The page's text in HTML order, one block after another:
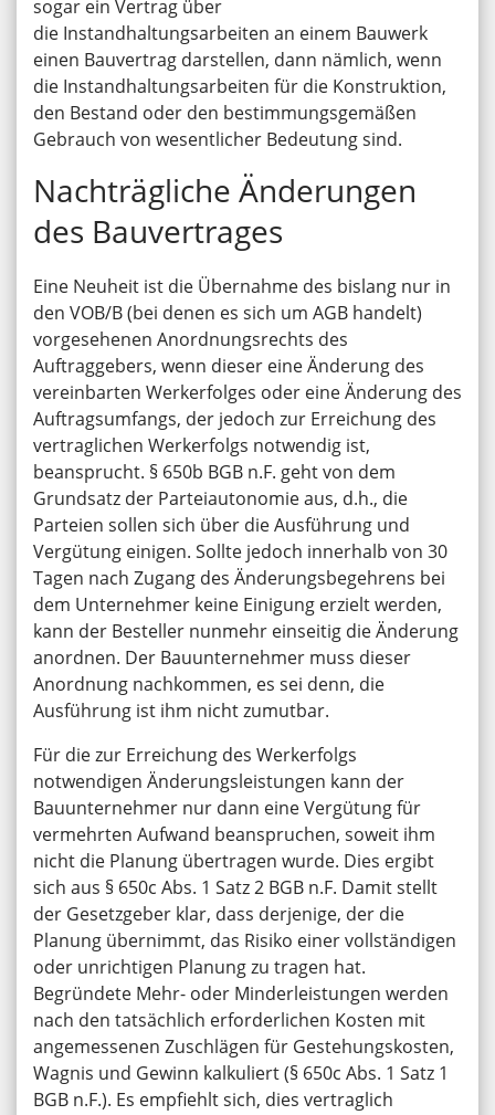
sogar ein Vertrag über
die Instandhaltungsarbeiten an einem Bauwerk
einen Bauvertrag darstellen, dann nämlich, wenn
die Instandhaltungsarbeiten für die Konstruktion,
den Bestand oder den bestimmungsgemäßen
Gebrauch von wesentlicher Bedeutung sind.
Nachträgliche Änderungen
des Bauvertrages
Eine Neuheit ist die Übernahme des bislang nur in
den VOB/B (bei denen es sich um AGB handelt)
vorgesehenen Anordnungsrechts des
Auftraggebers, wenn dieser eine Änderung des
vereinbarten Werkerfolges oder eine Änderung des
Auftragsumfangs, der jedoch zur Erreichung des
vertraglichen Werkerfolgs notwendig ist,
beansprucht. § 650b BGB n.F. geht von dem
Grundsatz der Parteiautonomie aus, d.h., die
Parteien sollen sich über die Ausführung und
Vergütung einigen. Sollte jedoch innerhalb von 30
Tagen nach Zugang des Änderungsbegehrens bei
dem Unternehmer keine Einigung erzielt werden,
kann der Besteller nunmehr einseitig die Änderung
anordnen. Der Bauunternehmer muss dieser
Anordnung nachkommen, es sei denn, die
Ausführung ist ihm nicht zumutbar.
Für die zur Erreichung des Werkerfolgs
notwendigen Änderungsleistungen kann der
Bauunternehmer nur dann eine Vergütung für
vermehrten Aufwand beanspruchen, soweit ihm
nicht die Planung übertragen wurde. Dies ergibt
sich aus § 650c Abs. 1 Satz 2 BGB n.F. Damit stellt
der Gesetzgeber klar, dass derjenige, der die
Planung übernimmt, das Risiko einer vollständigen
oder unrichtigen Planung zu tragen hat.
Begründete Mehr- oder Minderleistungen werden
nach den tatsächlich erforderlichen Kosten mit
angemessenen Zuschlägen für Gestehungskosten,
Wagnis und Gewinn kalkuliert (§ 650c Abs. 1 Satz 1
BGB n.F.). Es empfiehlt sich, dies vertraglich